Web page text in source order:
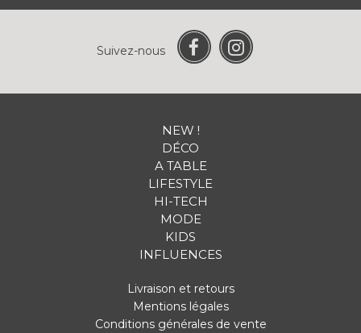
Suivez-nous
NEW !
DÉCO
A TABLE
LIFESTYLE
HI-TECH
MODE
KIDS
INFLUENCES
Livraison et retours
Mentions légales
Conditions générales de vente